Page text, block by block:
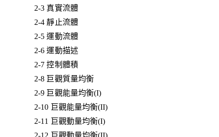
2-3 真實流體
2-4 靜止流體
2-5 運動流體
2-6 運動描述
2-7 控制體積
2-8 巨觀質量均衡
2-9 巨觀能量均衡(I)
2-10 巨觀能量均衡(II)
2-11 巨觀動量均衡(I)
2-12 巨觀動量均衡(II)